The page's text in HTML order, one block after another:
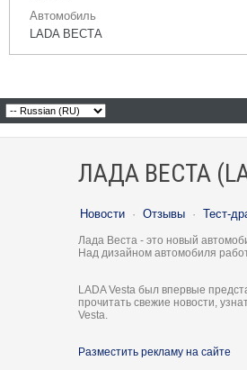
Автомобиль
LADA ВЕСТА
ЛАДА ВЕСТА
Новости · Отзывы · Тест-
Лада Веста - это новый
Над дизайном автомобиля
LADA Vesta был впервые
прочитать свежие новости,
Vesta.
Разместить рекламу на сайте